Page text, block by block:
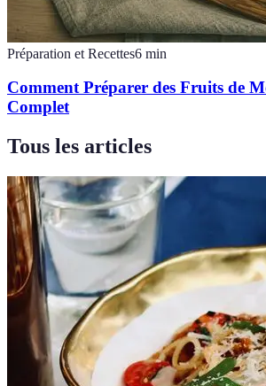
Préparation et Recettes6 min
Comment Préparer des Fruits de
Complet
Tous les articles